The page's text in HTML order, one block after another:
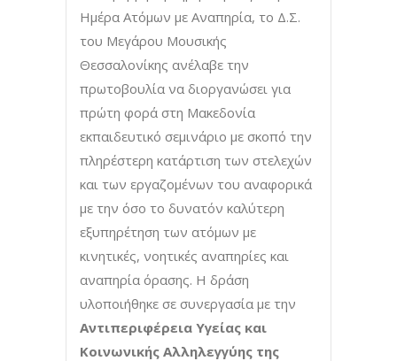
Ημέρα Ατόμων με Αναπηρία, το Δ.Σ.
του Μεγάρου Μουσικής
Θεσσαλονίκης ανέλαβε την
πρωτοβουλία να διοργανώσει για
πρώτη φορά στη Μακεδονία
εκπαιδευτικό σεμινάριο με σκοπό την
πληρέστερη κατάρτιση των στελεχών
και των εργαζομένων του αναφορικά
με την όσο το δυνατόν καλύτερη
εξυπηρέτηση των ατόμων με
κινητικές, νοητικές αναπηρίες και
αναπηρία όρασης. Η δράση
υλοποιήθηκε σε συνεργασία με την
Αντιπεριφέρεια Υγείας και
Κοινωνικής Αλληλεγγύης της